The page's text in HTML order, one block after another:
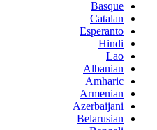
Basque
Catalan
Esperanto
Hindi
Lao
Albanian
Amharic
Armenian
Azerbaijani
Belarusian